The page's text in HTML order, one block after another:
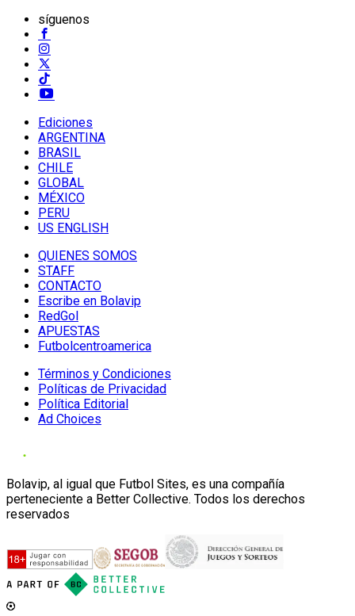
síguenos
Ediciones
ARGENTINA
BRASIL
CHILE
GLOBAL
MÉXICO
PERU
US ENGLISH
QUIENES SOMOS
STAFF
CONTACTO
Escribe en Bolavip
RedGol
APUESTAS
Futbolcentroamerica
Términos y Condiciones
Políticas de Privacidad
Política Editorial
Ad Choices
Bolavip, al igual que Futbol Sites, es una compañía
perteneciente a Better Collective. Todos los derechos
reservados